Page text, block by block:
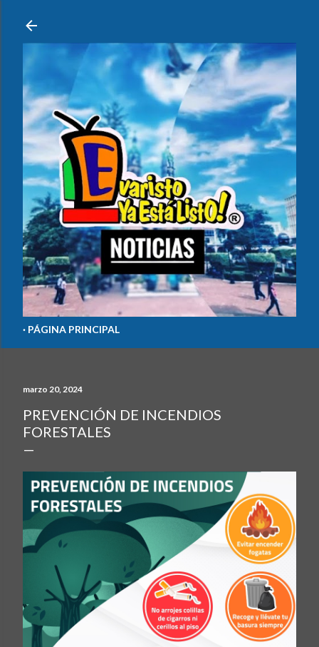
PÁGINA PRINCIPAL
marzo 20, 2024
PREVENCIÓN DE INCENDIOS
FORESTALES